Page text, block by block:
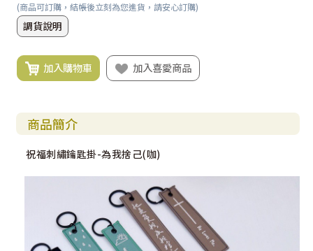
(商品可訂購，結帳後立刻為您進貨，請安心訂購)
調貨說明
加入購物車 加入喜愛商品
商品簡介
祝福刺繡鑰匙掛-為我捨己(咖)